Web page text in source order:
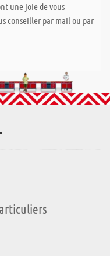
une joie de vous
conseiller par mail ou par